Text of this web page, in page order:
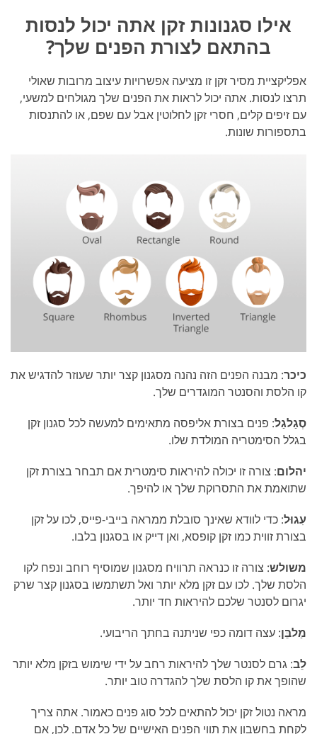
אילו סגנונות זקן אתה יכול לנסות
בהתאם לצורת הפנים שלך?
אפליקציית מסיר זקן זו מציעה אפשרויות עיצוב מרובות שאולי
תרצו לנסות. אתה יכול לראות את הפנים שלך מגולחים למשעי,
עם זיפים קלים, חסרי זקן לחלוטין אבל עם שפם, או להתנסות
בתספורות שונות.
כיכר: מבנה הפנים הזה נהנה מסגנון קצר יותר שעוזר להדגיש את
קו הלסת והסנטר המוגדרים שלך.
סְגַלגַל: פנים בצורת אליפסה מתאימים למעשה לכל סגנון זקן
בגלל הסימטריה המולדת שלו.
יהלום: צורה זו יכולה להיראות סימטרית אם תבחר בצורת זקן
שתואמת את התסרוקת שלך או להיפך.
עִגוּל: כדי לוודא שאינך סובלת ממראה בייבי-פייס, לכו על זקן
בצורת זווית כמו זקן קופסא, ואן דייק או בסגנון בלבו.
משולש: צורה זו כנראה תרוויח מסגנון שמוסיף רוחב ונפח לקו
הלסת שלך. לכו עם זקן מלא יותר ואל תשתמשו בסגנון קצר שרק
יגרום לסנטר שלכם להיראות חד יותר.
מַלבֵּן: עצה דומה כפי שניתנה בחתך הריבועי.
לֵב: גרם לסנטר שלך להיראות רחב על ידי שימוש בזקן מלא יותר
שהופך את קו הלסת שלך להגדרה טוב יותר.
מראה נטול זקן יכול להתאים לכל סוג פנים כאמור. אתה צריך
לקחת בחשבון את תווי הפנים האישיים של כל אדם. לכן, אם